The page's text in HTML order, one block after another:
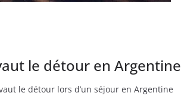
le détour en Argentine
le détour lors d’un séjour en Argentine